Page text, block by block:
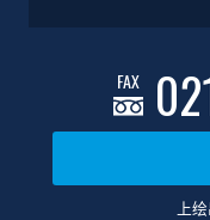
FAX
上